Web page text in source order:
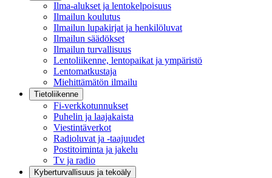
Ilma-alukset ja lentokelpoisuus
Ilmailun koulutus
Ilmailun lupakirjat ja henkilöluvat
Ilmailun säädökset
Ilmailun turvallisuus
Lentoliikenne, lentopaikat ja ympäristö
Lentomatkustaja
Miehittämätön ilmailu
Tietoliikenne
Fi-verkkotunnukset
Puhelin ja laajakaista
Viestintäverkot
Radioluvat ja -taajuudet
Postitoiminta ja jakelu
Tv ja radio
Kyberturvallisuus ja tekoäly